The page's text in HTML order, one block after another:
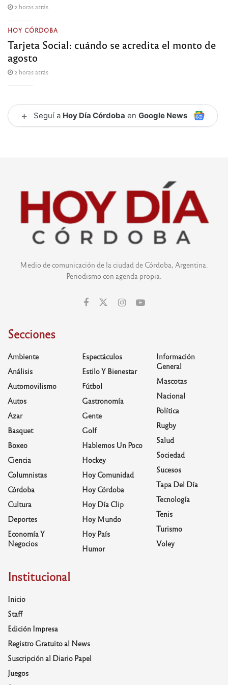
2 horas atrás
HOY CÓRDOBA
Tarjeta Social: cuándo se acredita el monto de
agosto
2 horas atrás
+ Seguí a Hoy Día Córdoba en Google News
Medio de comunicación de la ciudad de Córdoba, Argentina.
Periodismo con agenda propia.
Secciones
Ambiente
Análisis
Automovilismo
Autos
Azar
Basquet
Boxeo
Ciencia
Columnistas
Córdoba
Cultura
Deportes
Economía Y
Negocios
Espectáculos
Estilo Y Bienestar
Fútbol
Gastronomía
Gente
Golf
Hablemos Un Poco
Hockey
Hoy Comunidad
Hoy Córdoba
Hoy Día Clip
Hoy Mundo
Hoy País
Humor
Información
General
Mascotas
Nacional
Política
Rugby
Salud
Sociedad
Sucesos
Tapa Del Día
Tecnología
Tenis
Turismo
Voley
Institucional
Inicio
Staff
Edición Impresa
Registro Gratuito al News
Suscripción al Diario Papel
Juegos